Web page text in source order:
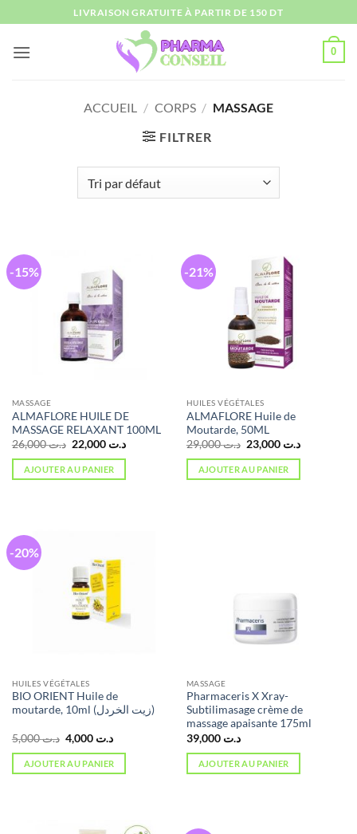
au
contenu
LIVRAISON GRATUITE À PARTIR DE 150 DT
0
ACCUEIL / CORPS / MASSAGE
FILTRER
-15%
MASSAGE
ALMAFLORE HUILE DE
MASSAGE RELAXANT 100ML
د.ت26,000
Le
prix
initial
était :
د.ت 22,000
Le
AJOUTER AU PANIER
-21%
HUILES VÉGÉTALES
ALMAFLORE Huile de
Moutarde, 50ML
د.ت29,000
Le
prix
initial
était :
د.ت 23,000
Le
AJOUTER AU PANIER
-20%
HUILES VÉGÉTALES
BIO ORIENT Huile de
moutarde, 10ml (زيت الخردل)
د.ت5,000
Le
prix
initial
était :
د.ت 4,000
Le
actuel
est :
AJOUTER AU PANIER
MASSAGE
Pharmaceris X Xray-
Subtilimasage crème de
massage apaisante 175ml
د.ت 39,000
AJOUTER AU PANIER